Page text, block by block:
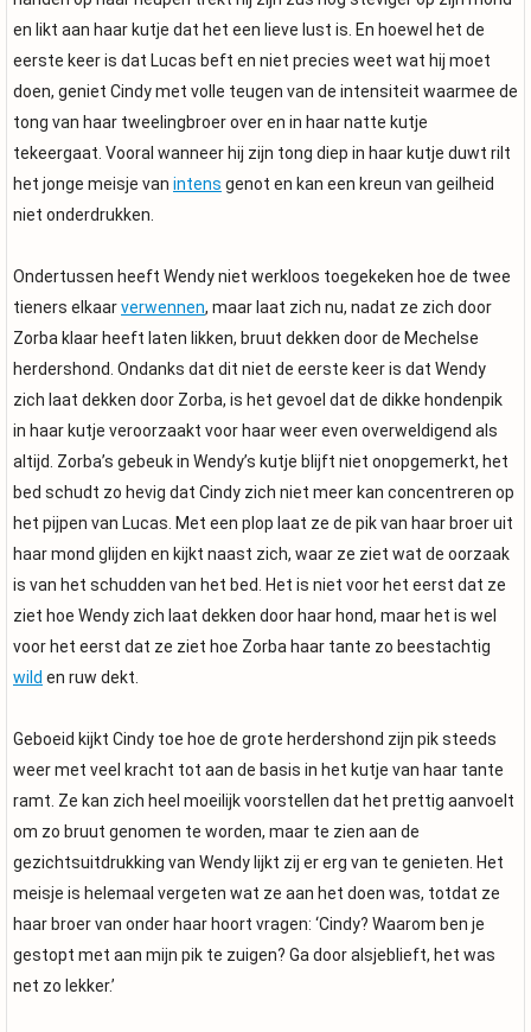
en likt aan haar kutje dat het een lieve lust is. En hoewel het de
eerste keer is dat Lucas beft en niet precies weet wat hij moet
doen, geniet Cindy met volle teugen van de intensiteit waarmee de
tong van haar tweelingbroer over en in haar natte kutje
tekeergaat. Vooral wanneer hij zijn tong diep in haar kutje duwt rilt
het jonge meisje van intens genot en kan een kreun van geilheid
niet onderdrukken.
Ondertussen heeft Wendy niet werkloos toegekeken hoe de twee
tieners elkaarverwennen, maar laat zich nu, nadat ze zich door
Zorba klaar heeft laten likken, bruut dekken door de Mechelse
herdershond. Ondanks dat dit niet de eerste keer is dat Wendy
zich laat dekken door Zorba, is het gevoel dat de dikke hondenpik
in haar kutje veroorzaakt voor haar weer even overweldigend als
altijd. Zorba’s gebeuk in Wendy’s kutje blijft niet onopgemerkt, het
bed schudt zo hevig dat Cindy zich niet meer kan concentreren op
het pijpen van Lucas. Met een plop laat ze de pik van haar broer uit
haar mond glijden en kijkt naast zich, waar ze ziet wat de oorzaak
is van het schudden van het bed. Het is niet voor het eerst dat ze
ziet hoe Wendy zich laat dekken door haar hond, maar het is wel
voor het eerst dat ze ziet hoe Zorba haar tante zo beestachtig
wild en ruw dekt.
Geboeid kijkt Cindy toe hoe de grote herdershond zijn pik steeds
weer met veel kracht tot aan de basis in het kutje van haar tante
ramt. Ze kan zich heel moeilijk voorstellen dat het prettig aanvoelt
om zo bruut genomen te worden, maar te zien aan de
gezichtsuitdrukking van Wendy lijkt zij er erg van te genieten. Het
meisje is helemaal vergeten wat ze aan het doen was, totdat ze
haar broer van onder haar hoort vragen: ‘Cindy? Waarom ben je
gestopt met aan mijn pik te zuigen? Ga door alsjeblieft, het was
net zo lekker.’